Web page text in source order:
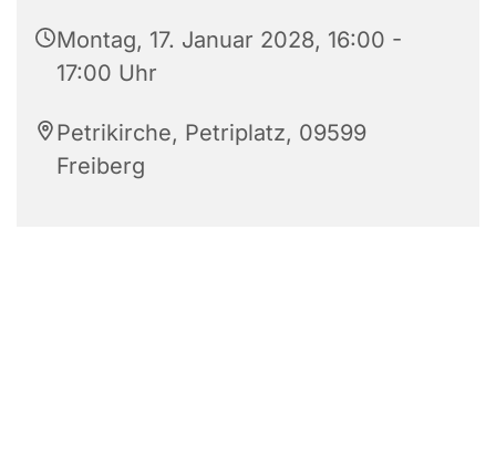
Montag, 17. Januar 2028, 16:00 -
17:00 Uhr
Petrikirche, Petriplatz, 09599
Freiberg